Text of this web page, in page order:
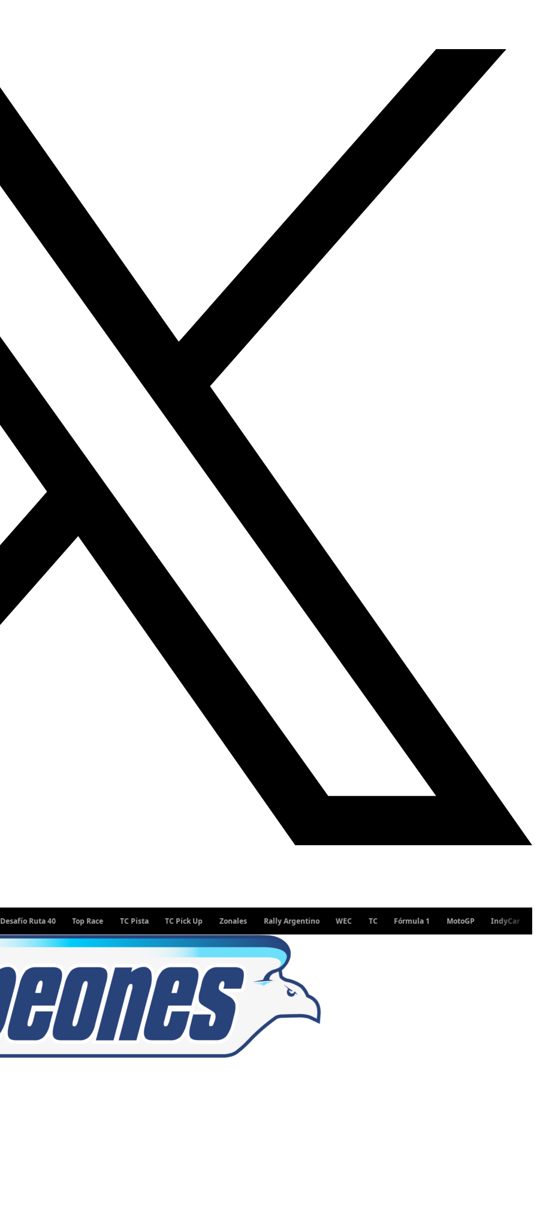
40 Top Race TC Pista TC Pick Up Zonales Rally Argentino WEC TC Fórmula 1 MotoGP IndyCar WRC